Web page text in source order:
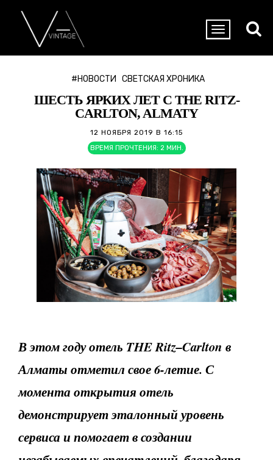
#НОВОСТИ СВЕТСКАЯ ХРОНИКА
ШЕСТЬ ЯРКИХ ЛЕТ С THE RITZ-
CARLTON, ALMATY
12 НОЯБРЯ 2019 В 16:15
ВРЕМЯ ПРОЧТЕНИЯ: 2 МИН.
В этом году отель THE Ritz–Carlton в
Алматы отметил свое 6-летие. С
момента открытия отель
демонстрирует эталонный уровень
сервиса и помогает в создании